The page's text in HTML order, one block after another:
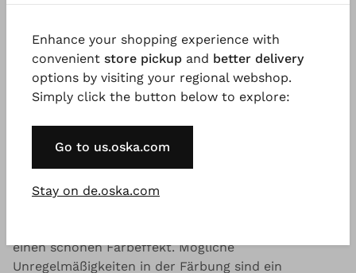
Die Hose aus reiner Baumwolle sitzt an der Taille,
hat eine lockere Passform und ein schmal
zulaufendes Bein. Schräge Leistentaschen und
Steppnähte unterstreichen den sportlichen Look.
einen schönen Farbeffekt. Mögliche
Unregelmäßigkeiten in der Färbung sind ein
Enhance your shopping experience with
convenient store pickup and better delivery
options by visiting your regional webshop.
Simply click the button below to explore:
Go to us.oska.com
Stay on de.oska.com